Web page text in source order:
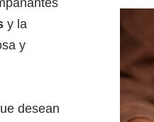
y la
y
desean